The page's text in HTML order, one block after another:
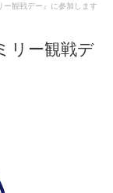
ー観戦デー』に参加します
リー観戦デ